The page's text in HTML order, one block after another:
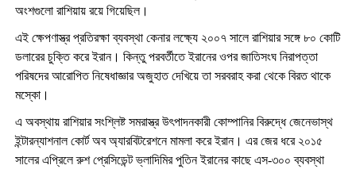
অংশগুলো রাশিয়ায় রয়ে গিয়েছিল।
এই ক্ষেপণাস্ত্র প্রতিরক্ষা ব্যবস্থা কেনার লক্ষ্যে ২০০৭ সালে রাশিয়ার সঙ্গে ৮০ কোটি
ডলারের চুক্তি করে ইরান। কিন্তু পরবর্তীতে ইরানের ওপর জাতিসংঘ নিরাপত্তা
পরিষদের আরোপিত নিষেধাজ্ঞার অজুহাত দেখিয়ে তা সরবরাহ করা থেকে বিরত থাকে
মস্কো।
এ অবস্থায় রাশিয়ার সংশ্লিষ্ট সমরাস্ত্র উৎপাদনকারী কোম্পানির বিরুদ্ধে জেনেভাস্থ
ইন্টারন্যাশনাল কোর্ট অব অ্যারবিটরেশনে মামলা করে ইরান। এর জের ধরে ২০১৫
সালের এপ্রিলে রুশ প্রেসিডেন্ট ভ্লাদিমির পুতিন ইরানের কাছে এস-৩০০ ব্যবস্থা